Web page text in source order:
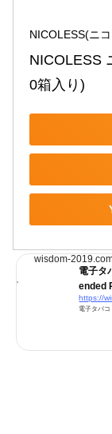
NICOLESS(ニ
NICOLESS
0箱入り)
wisdom-
電子タ
ended
https://
電子タバコ